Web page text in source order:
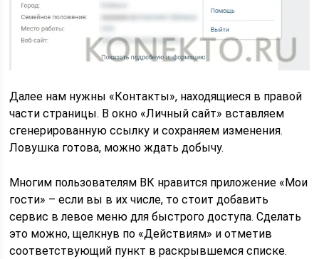
Далее нам нужны «Контакты», находящиеся в правой
части страницы. В окно «Личный сайт» вставляем
сгенерированную ссылку и сохраняем изменения.
Ловушка готова, можно ждать добычу.
Многим пользователям ВК нравится приложение «Мои
гости» – если вы в их числе, то стоит добавить
сервис в левое меню для быстрого доступа. Сделать
это можно, щелкнув по «Действиям» и отметив
соответствующий пункт в раскрывшемся списке.